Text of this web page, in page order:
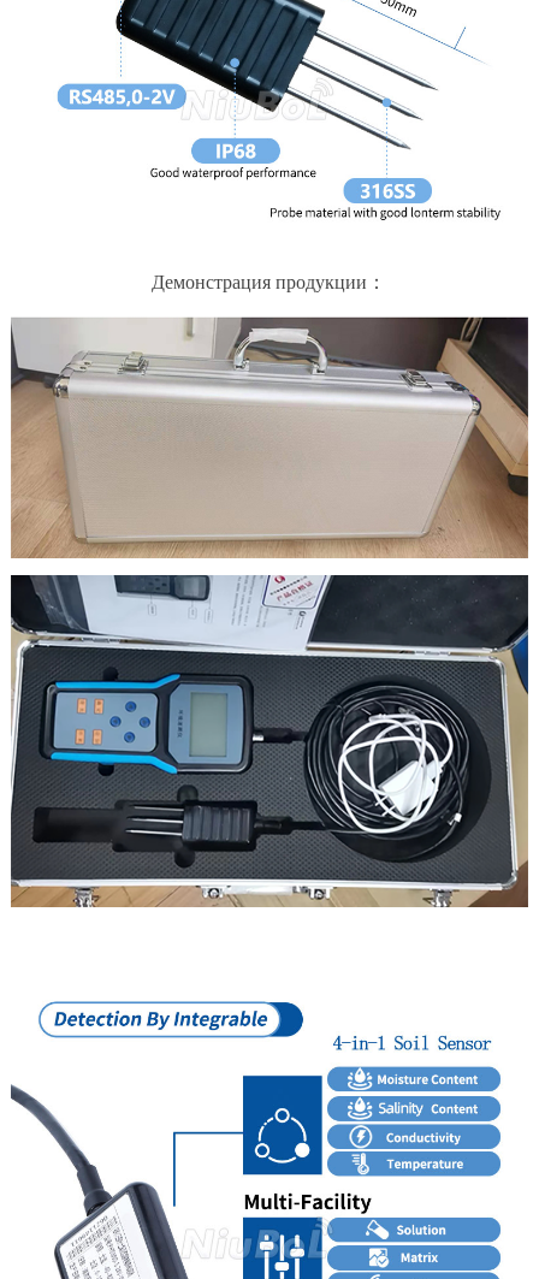
Демонстрация продукции：